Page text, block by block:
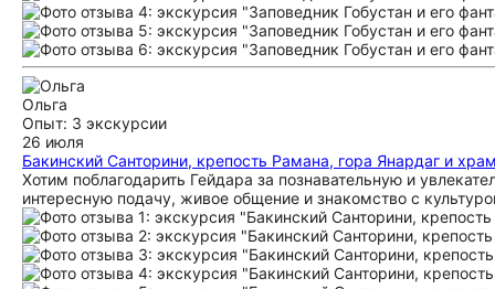
Ольга
Опыт: 3 экскурсии
26 июля
Бакинский Санторини, крепость Рамана, гора Янардаг и
Хотим поблагодарить Гейдара за познавательную и
интересную подачу, живое общение и знакомство с